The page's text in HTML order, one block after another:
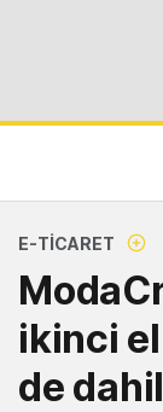
E-TICARET
ikinci el
de